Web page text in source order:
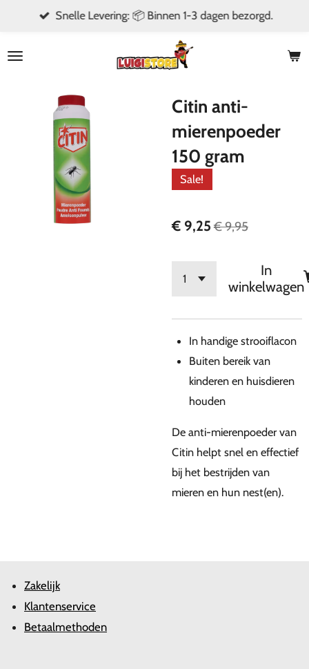
naar
hoofdinhoud
Snelle Levering: 📦 Binnen 1-3 dagen bezorgd.
Citin anti-
mierenpoeder
150 gram
Sale!
€ 9,25 € 9,95
In
winkelwagen
In handige strooiflacon
Buiten bereik van
kinderen en huisdieren
houden
De anti-mierenpoeder van
Citin helpt snel en effectief
bij het bestrijden van
mieren en hun nest(en).
Zakelijk
Klantenservice
Betaalmethoden